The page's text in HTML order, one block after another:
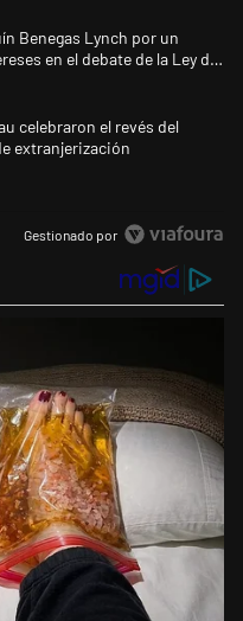
comentarios en los últimos
Tullio impugnó a Joaquín
Benegas Lynch por un
en el debate de la Ley de
Moreau y Lousteau
celebraron el revés del
extranjerización
Gestionado por